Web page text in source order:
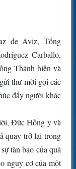
de Aviz, Tổng
Carballo,
Thánh hiến và
thư mời gọi các
đẩy người khác
Đức Hồng y và
quay trở lại trong
tàn bạo của quá
nguy cơ của một